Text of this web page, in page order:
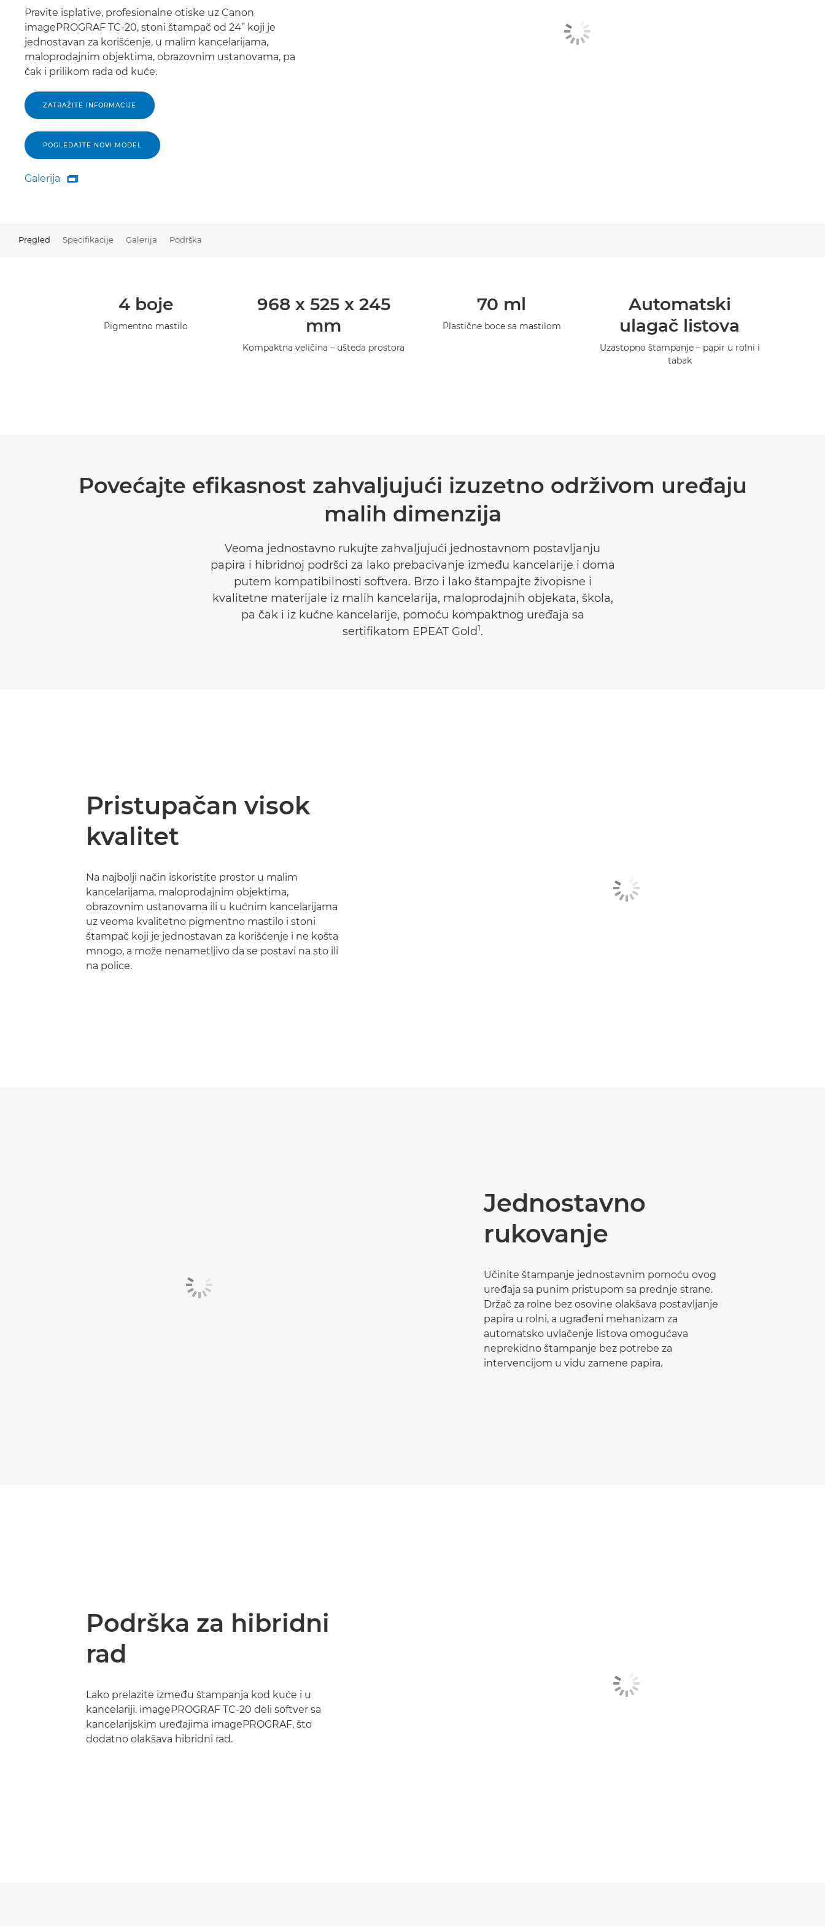
Pravite isplative, profesionalne otiske uz Canon
imagePROGRAF TC-20, stoni štampač od 24” koji je
jednostavan za korišćenje, u malim kancelarijama,
maloprodajnim objektima, obrazovnim ustanovama, pa
čak i prilikom rada od kuće.
ZATRAŽITE INFORMACIJE
POGLEDAJTE NOVI MODEL
Galerija
Galerija

Pregled Specifikacije Galerija Podrška
4 boje
Pigmentno mastilo
968 x 525 x 245
mm
Kompaktna veličina – ušteda prostora
70 ml
Plastične boce sa mastilom
Automatski
ulagač listova
Uzastopno štampanje – papir u rolni i
tabak
Povećajte efikasnost zahvaljujući izuzetno održivom uređaju
malih dimenzija
Veoma jednostavno rukujte zahvaljujući jednostavnom postavljanju
papira i hibridnoj podršci za lako prebacivanje između kancelarije i doma
putem kompatibilnosti softvera. Brzo i lako štampajte živopisne i
kvalitetne materijale iz malih kancelarija, maloprodajnih objekata, škola,
pa čak i iz kućne kancelarije, pomoću kompaktnog uređaja sa
sertifikatom EPEAT Gold1.
Pristupačan visok
kvalitet
Na najbolji način iskoristite prostor u malim
kancelarijama, maloprodajnim objektima,
obrazovnim ustanovama ili u kućnim kancelarijama
uz veoma kvalitetno pigmentno mastilo i stoni
štampač koji je jednostavan za korišćenje i ne košta
mnogo, a može nenametljivo da se postavi na sto ili
na police.
Jednostavno
rukovanje
Učinite štampanje jednostavnim pomoću ovog
uređaja sa punim pristupom sa prednje strane.
Držač za rolne bez osovine olakšava postavljanje
papira u rolni, a ugrađeni mehanizam za
automatsko uvlačenje listova omogućava
neprekidno štampanje bez potrebe za
intervencijom u vidu zamene papira.
Podrška za hibridni
rad
Lako prelazite između štampanja kod kuće i u
kancelariji. imagePROGRAF TC-20 deli softver sa
kancelarijskim uređajima imagePROGRAF, što
dodatno olakšava hibridni rad.